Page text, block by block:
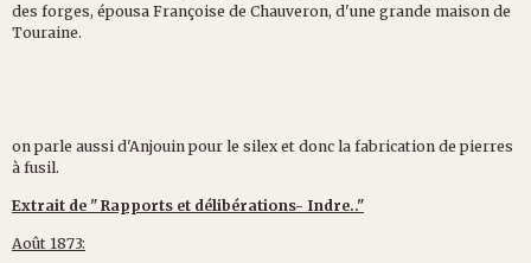
des forges, épousa Françoise de Chauveron, d'une grande maison de
Touraine.
on parle aussi d'Anjouin pour le silex et donc la fabrication de pierres
à fusil.
Extrait de " Rapports et délibérations- Indre.."
Août 1873: